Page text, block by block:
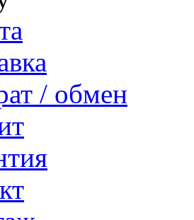
/ обмен